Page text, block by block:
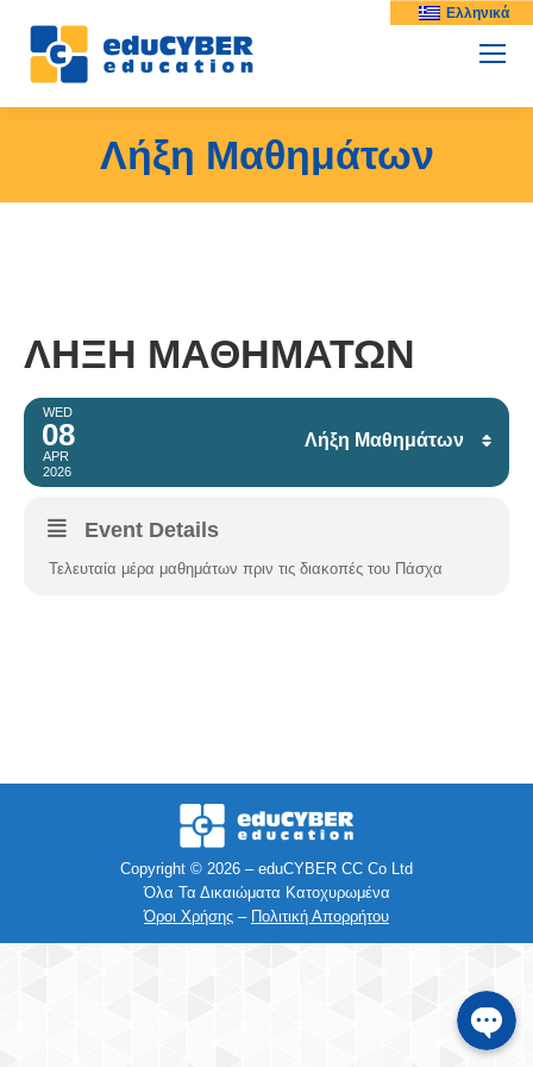
Λήξη Μαθημάτων
ΛΉΞΗ ΜΑΘΗΜΆΤΩΝ
2026
WED
08
APR
Λήξη Μαθημάτων
Event Details
Τελευταία μέρα μαθημάτων πριν τις διακοπές του Πάσχα
Copyright © 2026 – eduCYBER CC Co Ltd
Όλα Τα Δικαιώματα Κατοχυρωμένα
Όροι Χρήσης – Πολιτική Απορρήτου
Ελληνικά